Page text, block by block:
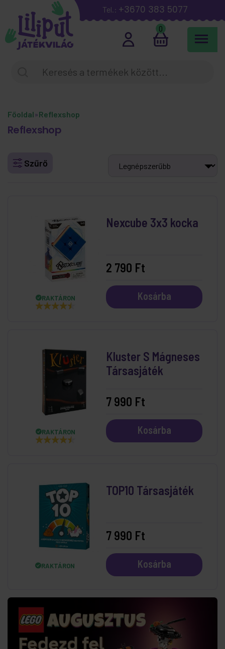
Tel.: +3670 383 5077
0
Főoldal»Reflexshop
Reflexshop
Szűrő
RAKTÁRON
Nexcube 3x3 kocka
2 790 Ft
Kosárba
RAKTÁRON
Kluster S Mágneses
Társasjáték
7 990 Ft
Kosárba
RAKTÁRON
TOP10 Társasjáték
7 990 Ft
Kosárba